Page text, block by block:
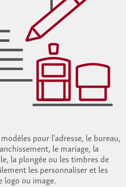
pour l'adresse, le bureau,
le mariage, la
la plongée ou les timbres de
les personnaliser et les
ou image.